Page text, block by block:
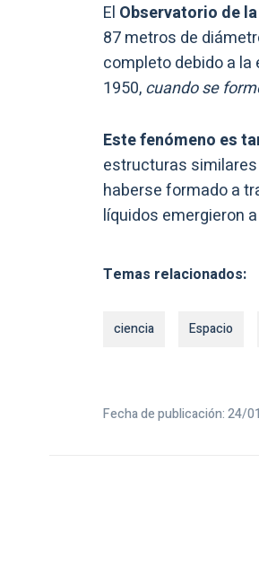
El Observatorio de
87 metros de
completo debido a
1950,cuando se
Este fenómeno es
estructuras
haberse formado a
líquidos emergieron
Temas relacionados:
ciencia Espacio
Fecha de publicación: 24/